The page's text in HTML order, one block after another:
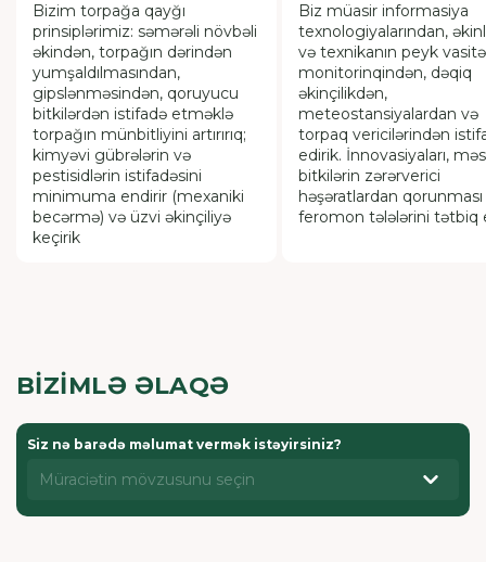
Bizim torpağa qayğı
prinsiplərimiz: səmərəli növbəli
əkindən, torpağın dərindən
yumşaldılmasından,
gipslənməsindən, qoruyucu
bitkilərdən istifadə etməklə
torpağın münbitliyini artırırıq;
kimyəvi gübrələrin və
pestisidlərin istifadəsini
minimuma endirir (mexaniki
becərmə) və üzvi əkinçiliyə
keçirik
Biz müasir informasiya
texnologiyalarından,
və texnikanın peyk
monitorinqindən, dəqiq
əkinçilikdən,
meteostansiyalardan və
torpaq vericilərindən
edirik. İnnovasiyaları,
bitkilərin zərərverici
həşəratlardan
feromon tələlərini tətbiq
BIZIMLƏ ƏLAQƏ
Siz nə barədə məlumat vermək istəyirsiniz?
Müraciətin mövzusunu seçin